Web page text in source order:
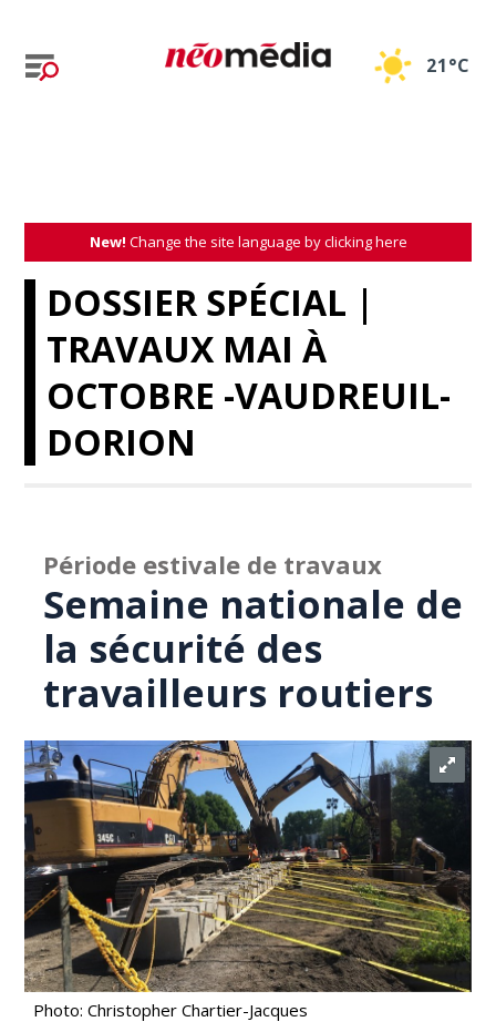
21°C
New! Change the site language by clicking here
DOSSIER SPÉCIAL |
TRAVAUX MAI À
OCTOBRE -VAUDREUIL-
DORION
Période estivale de travaux
Semaine nationale de
la sécurité des
travailleurs routiers
Photo: Christopher Chartier-Jacques